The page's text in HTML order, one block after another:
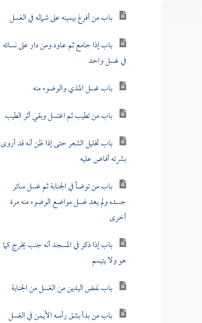
باب من أفرغ بيمينه على شماله في الغسل
باب إذا جامع ثم عاود ومن دار على نسائه
في غسل واحد
باب غسل المذي والوضوء منه
باب من تطيب ثم اغتسل وبقي أثر الطيب
باب تخليل الشعر حتى إذا ظن أنه قد أروى
بشرته أفاض عليه
باب من توضأ في الجنابة ثم غسل سائر
جسده ولم يعد غسل مواضع الوضوء منه مرة
أخرى
باب إذا ذكر في المسجد أنه جنب يخرج كما
هو ولا يتيمم
باب نفض اليدين من الغسل من الجنابة
باب من بدأ بشق رأسه الأيمن في الغسل